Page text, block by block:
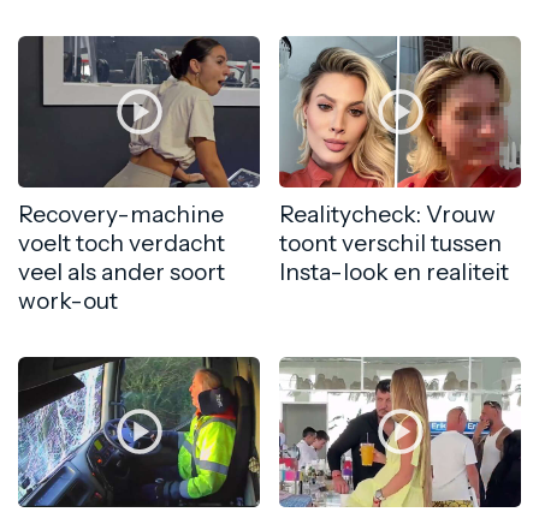
Recovery-machine
voelt toch verdacht
veel als ander soort
work-out
Realitycheck: Vrouw
toont verschil tussen
Insta-look en realiteit